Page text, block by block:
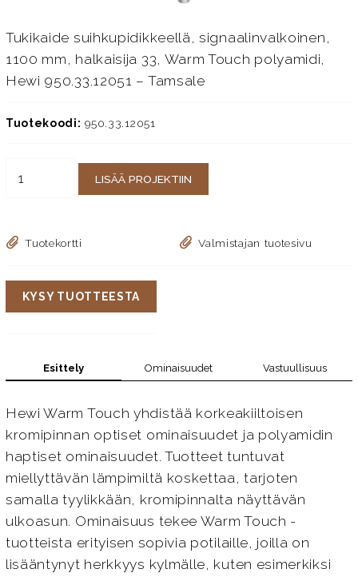
Tukikaide suihkupidikkeellä, signaalinvalkoinen,
1100 mm, halkaisija 33, Warm Touch polyamidi,
Hewi 950.33.12051 – Tamsale
Tuotekoodi: 950.33.12051
LISÄÄ PROJEKTIIN
Tuotekortti Valmistajan tuotesivu
KYSY TUOTTEESTA
Esittely Ominaisuudet Vastuullisuus
Hewi Warm Touch yhdistää korkeakiiltoisen
kromipinnan optiset ominaisuudet ja polyamidin
haptiset ominaisuudet. Tuotteet tuntuvat
miellyttävän lämpimiltä koskettaa, tarjoten
samalla tyylikkään, kromipinnalta näyttävän
ulkoasun. Ominaisuus tekee Warm Touch -
tuotteista erityisen sopivia potilaille, joilla on
lisääntynyt herkkyys kylmälle, kuten esimerkiksi